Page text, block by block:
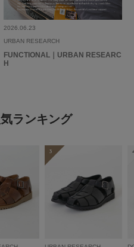
2026.06.23
URBAN RESEARCH
FUNCTIONAL｜URBAN RESEARC
H
ランキング
3